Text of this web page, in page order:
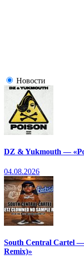
Новости
DZ & Yukmouth —
04.08.2026
South Central Cartel —
Remix)»